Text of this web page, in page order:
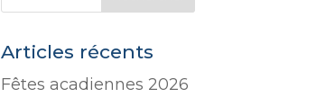
Articles récents
Fêtes acadiennes 2026